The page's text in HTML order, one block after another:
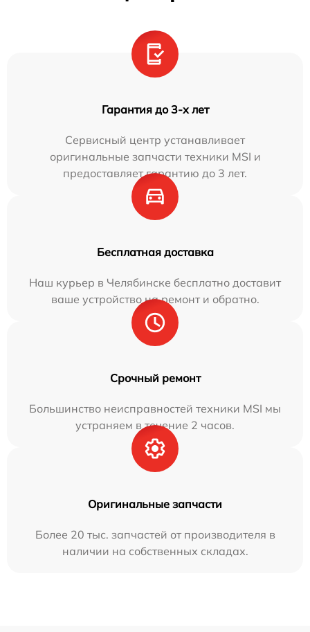
Гарантия до 3-х лет
Сервисный центр устанавливает
оригинальные запчасти техники MSI и
предоставляет гарантию до 3 лет.
Бесплатная доставка
Наш курьер в Челябинске бесплатно доставит
ваше устройство на ремонт и обратно.
Срочный ремонт
Большинство неисправностей техники MSI мы
устраняем в течение 2 часов.
Оригинальные запчасти
Более 20 тыс. запчастей от производителя в
наличии на собственных складах.